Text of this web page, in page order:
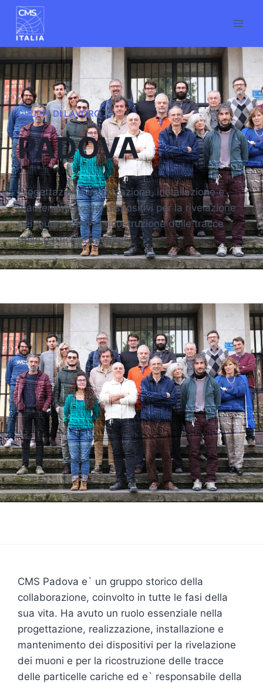
GRUPPI DI LAVORO
PADOVA
Progettazione, realizzazione, installazione e
mantenimento dei dispositivi per la rivelazione
dei muoni e per la ricostruzione delle tracce
delle particelle cariche
CMS Padova e` un gruppo storico della
collaborazione, coinvolto in tutte le fasi della
sua vita. Ha avuto un ruolo essenziale nella
progettazione, realizzazione, installazione e
mantenimento dei dispositivi per la rivelazione
dei muoni e per la ricostruzione delle tracce
delle particelle cariche ed e` responsabile della